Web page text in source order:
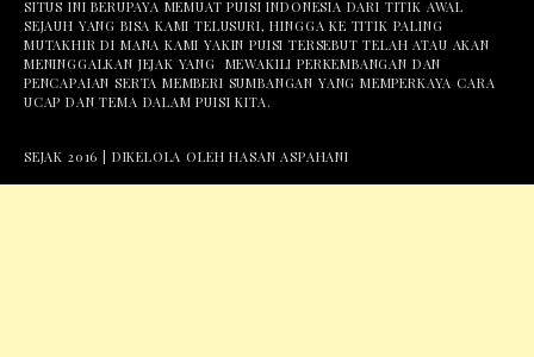
SITUS INI BERUPAYA MEMUAT PUISI INDONESIA DARI TITIK AWAL
SEJAUH YANG BISA KAMI TELUSURI, HINGGA KE TITIK PALING
MUTAKHIR DI MANA KAMI YAKIN PUISI TERSEBUT TELAH ATAU AKAN
MENINGGALKAN JEJAK YANG MEWAKILI PERKEMBANGAN DAN
PENCAPAIAN SERTA MEMBERI SUMBANGAN YANG MEMPERKAYA CARA
UCAP DAN TEMA DALAM PUISI KITA.
SEJAK 2016 | DIKELOLA OLEH HASAN ASPAHANI